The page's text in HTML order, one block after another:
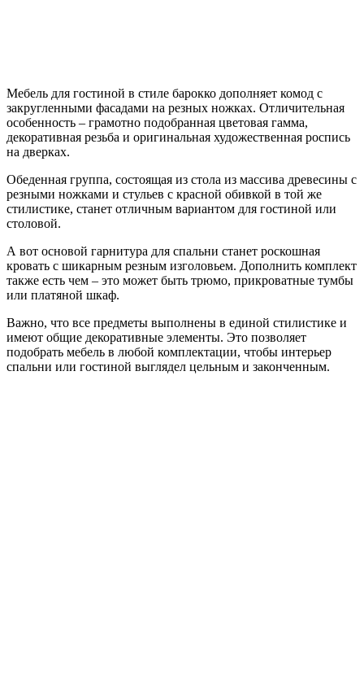
Мебель для гостиной в стиле барокко дополняет комод с
закругленными фасадами на резных ножках. Отличительная
особенность – грамотно подобранная цветовая гамма,
декоративная резьба и оригинальная художественная роспись
на дверках.
Обеденная группа, состоящая из стола из массива древесины с
резными ножками и стульев с красной обивкой в той же
стилистике, станет отличным вариантом для гостиной или
столовой.
А вот основой гарнитура для спальни станет роскошная
кровать с шикарным резным изголовьем. Дополнить комплект
также есть чем – это может быть трюмо, прикроватные тумбы
или платяной шкаф.
Важно, что все предметы выполнены в единой стилистике и
имеют общие декоративные элементы. Это позволяет
подобрать мебель в любой комплектации, чтобы интерьер
спальни или гостиной выглядел цельным и законченным.